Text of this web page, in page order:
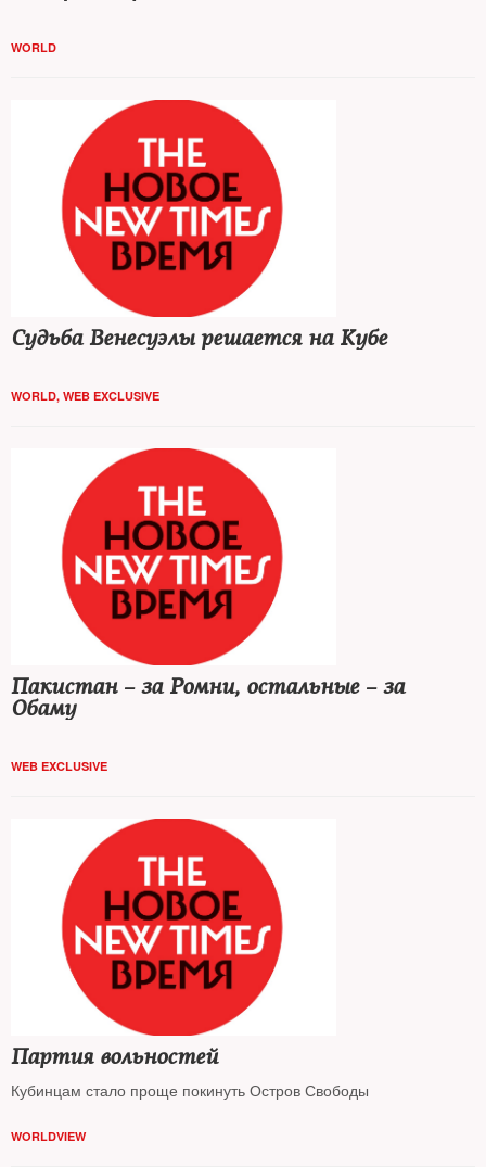
WORLD
Судьба Венесуэлы решается на Кубе
WORLD, WEB EXCLUSIVE
Пакистан – за Ромни, остальные – за
Обаму
WEB EXCLUSIVE
Партия вольностей
Кубинцам стало проще покинуть Остров Свободы
WORLDVIEW